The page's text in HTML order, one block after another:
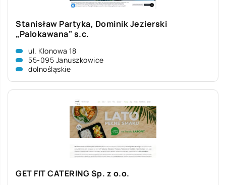
Stanisław Partyka, Dominik Jezierski
„Palokawana” s.c.
ul. Klonowa 18
55-095 Januszkowice
dolnośląskie
GET FIT CATERING Sp. z o.o.